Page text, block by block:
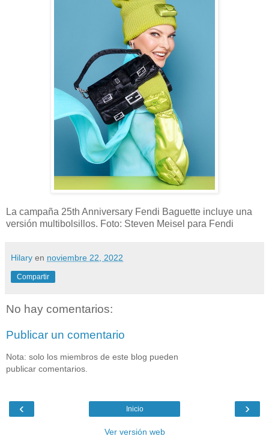
La campaña 25th Anniversary Fendi Baguette incluye una
versión multibolsillos. Foto: Steven Meisel para Fendi
Hilary en noviembre 22, 2022
Compartir
No hay comentarios:
Publicar un comentario
Nota: solo los miembros de este blog pueden
publicar comentarios.
‹ ›
Inicio
Ver versión web